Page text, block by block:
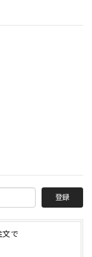
登録
文で